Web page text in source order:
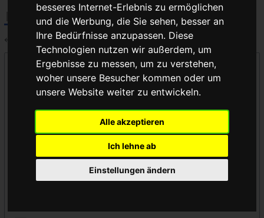
besseres Internet-Erlebnis zu ermöglichen
und die Werbung, die Sie sehen, besser an
Ihre Bedürfnisse anzupassen. Diese
Technologien nutzen wir außerdem, um
Ergebnisse zu messen, um zu verstehen,
woher unsere Besucher kommen oder um
unsere Website weiter zu entwickeln.
Alle akzeptieren
Ich lehne ab
Einstellungen ändern
← Laufradsicherung
Links auf diese Seite
Namensraum:
Vorlageneinbindungen ausblenden